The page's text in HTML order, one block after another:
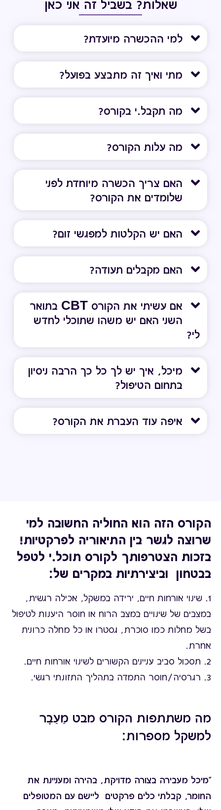
שאלות? בשביל זה אני כאן
למי ההכשרה מיועדת?
מתי ואיך זה מתבצע בפועל?
מה תקבל.י בקורס?
מה עלות הקורס?
האם צריך הכשרה מיוחדת לפני
שלומדים את הקורס?
האם יש הקלטות למפגשי זום?
האם מקבלים תעודה?
אם עשיתי את הקורס CBT בתואר
השני האם יש משהו שתוכלי לחדש
לי?
מיכל, איך יש לך כל כך הרבה ניסיון
בתחום הטיפול?
איפה עוד העברת את הקורס?
הקורס הזה הוא החוליה החשובה למי
שרוצה לגשר בין התיאוריה לפרקטיות!
בזכות הצטרפותך לקורס תוכל.י לטפל
בבטחון וביצירתיות במקרים של:
1. שינוי אורחות חיים, ירידה במשקל, אכילה רגשית,
במצבים של שינויים במצב הרוח או חוסר היענות לטיפול
בשל מחלות כמו סוכרת, גסטרו או כל מחלה כרונית
אחרת.
2. תסכול סביב עניינים הקשורים לשינוי אורחות חיים.
3. רגרסיה/חוסר התמדה בתהליך התזונתי רגשי.
מה משתתפות הקורס מבט מֵעֵבֶר
למשקל מספרות:
"מיכל מעבירה בצורה מדויקת, בהירה ומעניינת את
החומר, קבלתי כלים פרקטים ליישם עם המטופלים